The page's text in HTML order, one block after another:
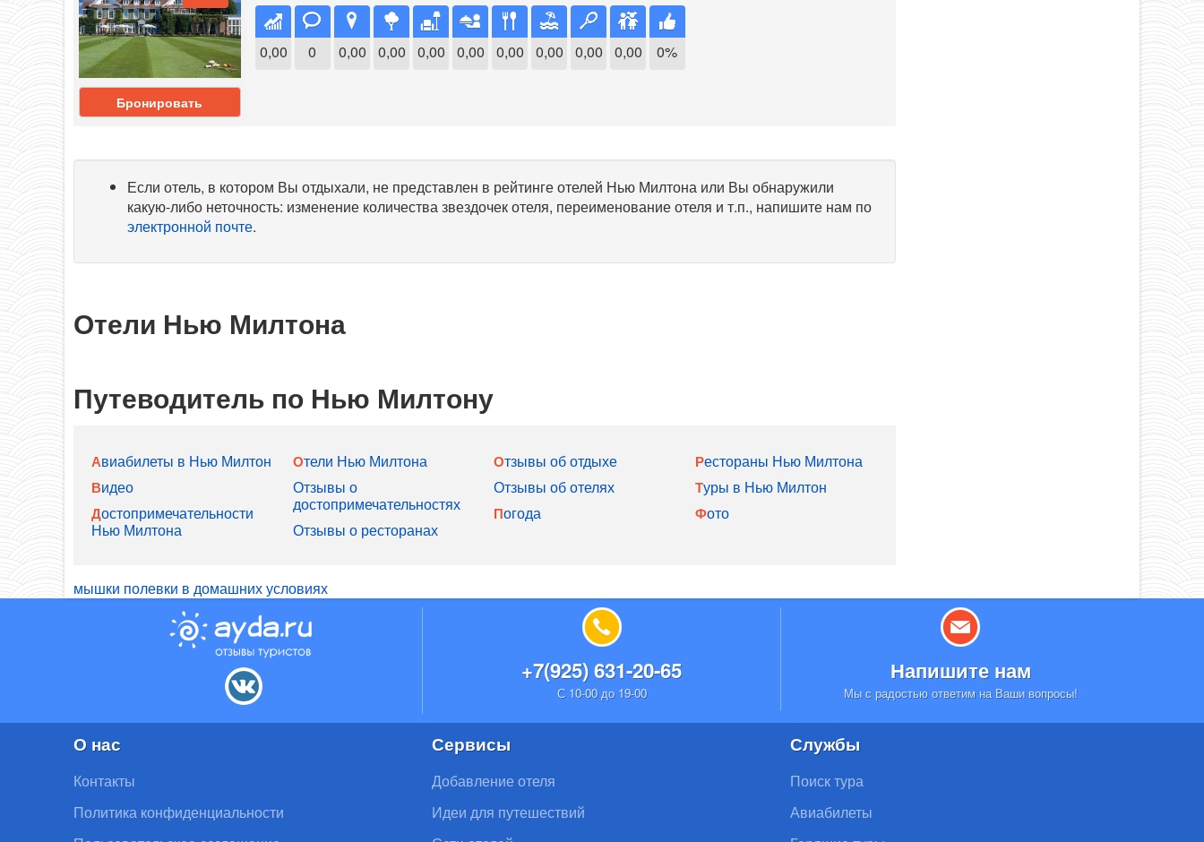
Бронировать
0,00 0 0,00 0,00 0,00 0,00 0,00 0,00 0,00 0,00 0%
Если отель, в котором Вы отдыхали, не представлен в рейтинге отелей Нью Милтона или Вы обнаружили
какую-либо неточность: изменение количества звездочек отеля, переименование отеля и т.п., напишите нам по
электронной почте.
Отели Нью Милтона
Путеводитель по Нью Милтону
Авиабилеты в Нью Милтон
Видео
Достопримечательности
Нью Милтона
Отели Нью Милтона
Отзывы о
достопримечательностях
Отзывы о ресторанах
Отзывы об отдыхе
Отзывы об отелях
Погода
Рестораны Нью Милтона
Туры в Нью Милтон
Фото
мышки полевки в домашних условиях
+7(925) 631-20-65
С 10-00 до 19-00
Напишите нам
Мы с радостью ответим на Ваши вопросы!
О нас
Контакты
Политика конфиденциальности
Сервисы
Добавление отеля
Идеи для путешествий
Службы
Поиск тура
Авиабилеты